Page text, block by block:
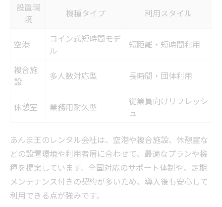
設置環
境
機種タイプ 利用スタイル
空港
コイン式短時間モデ
ル
短距離・短時間利用
複合施
設
多人数対応型 長時間・団体利用
休憩室 業務用耐久型
従業員向けリフレッシ
ュ
あんま王のレンタル会社は、空港や複合施設、休憩室な
どの設置環境や利用者層に合わせて、最適なプランや機
種を提案しています。全国対応のサポート体制や、定期
メンテナンス付きの契約が多いため、導入後も安心して
利用できる点が強みです。